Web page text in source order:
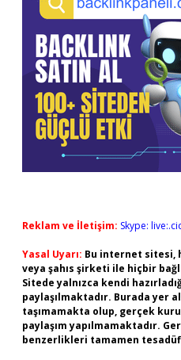
Reklam ve İletişim: Skype:
Yasal Uyarı: Bu internet sitesi,
veya şahıs şirketi ile hiçbir
Sitede yalnızca kendi
paylaşılmaktadır. Burada yer
taşımamakta olup, gerçek
paylaşım yapılmamaktadır.
benzerlikleri tamamen